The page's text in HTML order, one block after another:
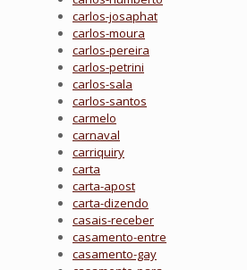
carlos-josaphat
carlos-moura
carlos-pereira
carlos-petrini
carlos-sala
carlos-santos
carmelo
carnaval
carriquiry
carta
carta-apost
carta-dizendo
casais-receber
casamento-entre
casamento-gay